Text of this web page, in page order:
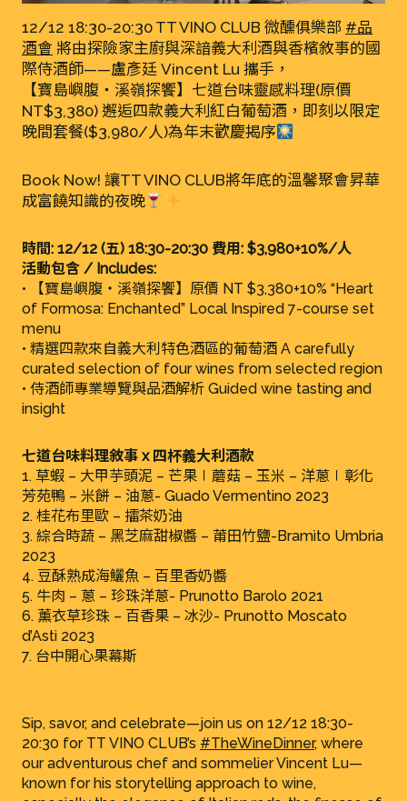
12/12 18:30-20:30 TT VINO CLUB 微醺俱樂部 #品
酒會 將由探險家主廚與深諳義大利酒與香檳敘事的國
際侍酒師——盧彥廷 Vincent Lu 攜手，
【寶島嶼腹・溪嶺探饗】七道台味靈感料理(原價
NT$3,380) 邂逅四款義大利紅白葡萄酒，即刻以限定
晚間套餐($3,980/人)為年末歡慶揭序
Book Now! 讓TT VINO CLUB將年底的溫馨聚會昇華
成富饒知識的夜晚
時間: 12/12 (五) 18:30-20:30 費用: $3,980+10%/人
活動包含 / Includes:
• 【寶島嶼腹・溪嶺探饗】原價 NT $3,380+10% “Heart
of Formosa: Enchanted” Local Inspired 7-course set
menu
• 精選四款來自義大利特色酒區的葡萄酒 A carefully
curated selection of four wines from selected region
• 侍酒師專業導覽與品酒解析 Guided wine tasting and
insight
七道台味料理敘事 x 四杯義大利酒款
1. 草蝦 – 大甲芋頭泥 – 芒果∣蘑菇 – 玉米 – 洋蔥∣彰化
芳苑鴨 – 米餅 – 油蔥- Guado Vermentino 2023
2. 桂花布里歐 – 擂茶奶油
3. 綜合時蔬 – 黑芝麻甜椒醬 – 莆田竹鹽-Bramìto Umbria
2023
4. 豆酥熟成海鱺魚 – 百里香奶醬
5. 牛肉 – 蔥 – 珍珠洋蔥- Prunotto Barolo 2021
6. 薰衣草珍珠 – 百香果 – 冰沙- Prunotto Moscato
d’Asti 2023
7. 台中開心果幕斯
Sip, savor, and celebrate—join us on 12/12 18:30-
20:30 for TT VINO CLUB’s #TheWineDinner, where
our adventurous chef and sommelier Vincent Lu—
known for his storytelling approach to wine,